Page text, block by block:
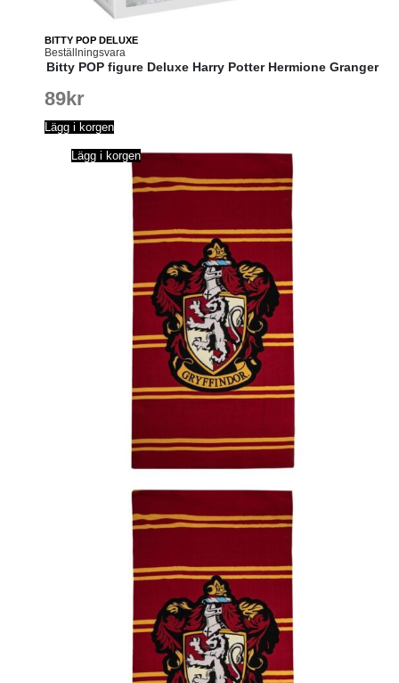
BITTY POP DELUXE
Beställningsvara
Bitty POP figure Deluxe Harry Potter Hermione Granger
89kr
Lägg i korgen
Lägg i korgen